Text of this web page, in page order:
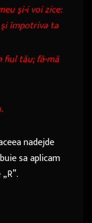
şi-i voi zice:
împotriva ta
fiul tău; fă-mă
nadejde
sa aplicam